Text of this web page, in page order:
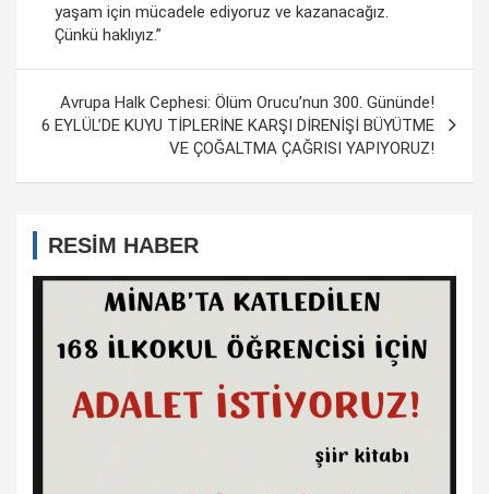
yaşam için mücadele ediyoruz ve kazanacağız.
Çünkü haklıyız.”
Avrupa Halk Cephesi: Ölüm Orucu’nun 300. Gününde!
6 EYLÜL’DE KUYU TİPLERİNE KARŞI DİRENİŞİ BÜYÜTME
VE ÇOĞALTMA ÇAĞRISI YAPIYORUZ!
RESİM HABER